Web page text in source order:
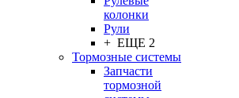
колонки
Рули
+ ЕЩЕ 2
Тормозные системы
Запчасти
тормозной